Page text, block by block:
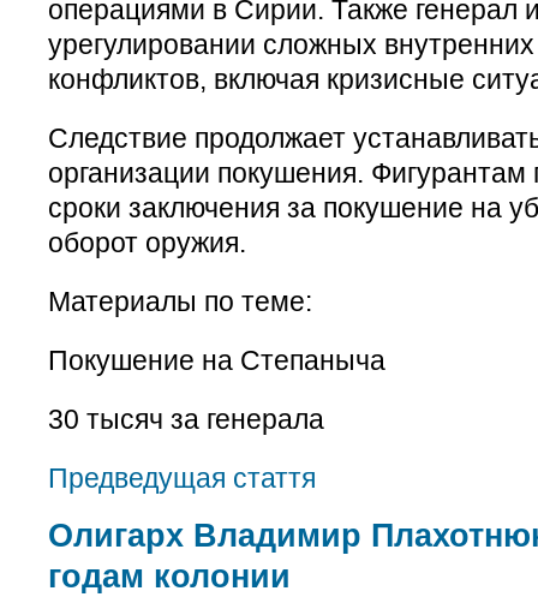
операциями в Сирии. Также генерал
урегулировании сложных
конфликтов, включая кризисные
Следствие продолжает
организации покушения. Фигурантам
сроки заключения за покушение на
оборот оружия.
Материалы по теме:
Покушение на Степаныча
30 тысяч за генерала
Предведущая стаття
Олигарх Владимир
годам колонии